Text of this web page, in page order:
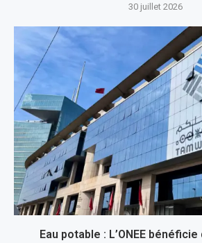
30 juillet 2026
Eau potable : L’ONEE